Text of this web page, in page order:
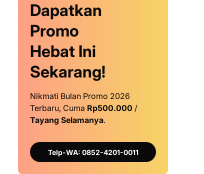
Dapatkan
Promo
Hebat Ini
Sekarang!
Nikmati Bulan Promo 2026
Terbaru, Cuma Rp500.000 /
Tayang Selamanya.
Telp-WA: 0852-4201-0011